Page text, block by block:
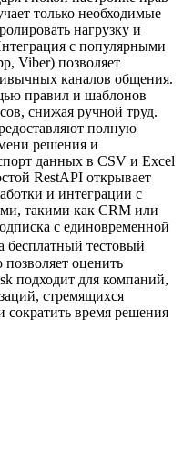
только необходимые
нагрузку и
с популярными
Viber) позволяет
каналов общения.
правил и шаблонов
снижая ручной труд.
полную
решения и
данных в CSV и Excel
RestAPI открывает
и интеграции с
такими как CRM или
с единовременной
бесплатный тестовый
оценить
подходит для компаний,
стремящихся
сократить время решения